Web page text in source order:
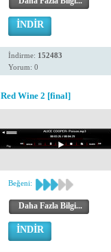
İNDİR
İndirme: 152483
Yorum: 0
Red Wine 2 [final]
Beğeni:
Daha Fazla Bilgi...
İNDİR